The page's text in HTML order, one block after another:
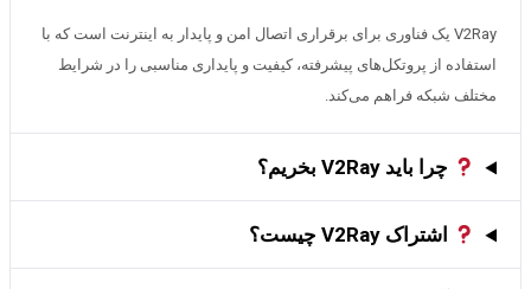
V2Ray یک فناوری برای برقراری اتصال امن و پایدار به اینترنت است که با
استفاده از پروتکل‌های پیشرفته، کیفیت و پایداری مناسبی را در شرایط
مختلف شبکه فراهم می‌کند.
چرا باید V2Ray بخریم؟
اشتراک V2Ray چیست؟